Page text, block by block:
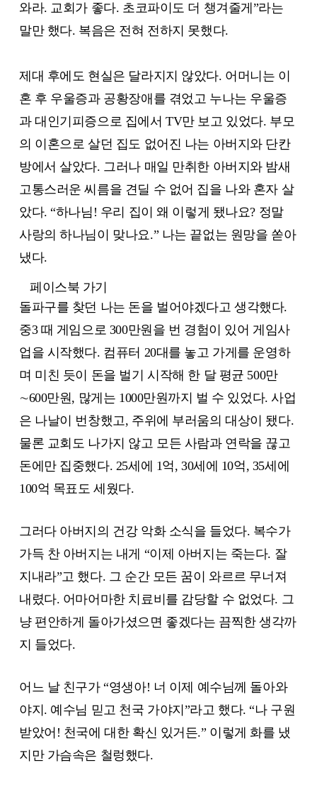
와라. 교회가 좋다. 초코파이도 더 챙겨줄게”라는
말만 했다. 복음은 전혀 전하지 못했다.
제대 후에도 현실은 달라지지 않았다. 어머니는 이
혼 후 우울증과 공황장애를 겪었고 누나는 우울증
과 대인기피증으로 집에서 TV만 보고 있었다. 부모
의 이혼으로 살던 집도 없어진 나는 아버지와 단칸
방에서 살았다. 그러나 매일 만취한 아버지와 밤새
고통스러운 씨름을 견딜 수 없어 집을 나와 혼자 살
았다. “하나님! 우리 집이 왜 이렇게 됐나요? 정말
사랑의 하나님이 맞나요.” 나는 끝없는 원망을 쏟아
냈다.
페이스북 가기
돌파구를 찾던 나는 돈을 벌어야겠다고 생각했다.
중3 때 게임으로 300만원을 번 경험이 있어 게임사
업을 시작했다. 컴퓨터 20대를 놓고 가게를 운영하
며 미친 듯이 돈을 벌기 시작해 한 달 평균 500만
∼600만원, 많게는 1000만원까지 벌 수 있었다. 사업
은 나날이 번창했고, 주위에 부러움의 대상이 됐다.
물론 교회도 나가지 않고 모든 사람과 연락을 끊고
돈에만 집중했다. 25세에 1억, 30세에 10억, 35세에
100억 목표도 세웠다.
그러다 아버지의 건강 악화 소식을 들었다. 복수가
가득 찬 아버지는 내게 “이제 아버지는 죽는다. 잘
지내라”고 했다. 그 순간 모든 꿈이 와르르 무너져
내렸다. 어마어마한 치료비를 감당할 수 없었다. 그
냥 편안하게 돌아가셨으면 좋겠다는 끔찍한 생각까
지 들었다.
어느 날 친구가 “영생아! 너 이제 예수님께 돌아와
야지. 예수님 믿고 천국 가야지”라고 했다. “나 구원
받았어! 천국에 대한 확신 있거든.” 이렇게 화를 냈
지만 가슴속은 철렁했다.